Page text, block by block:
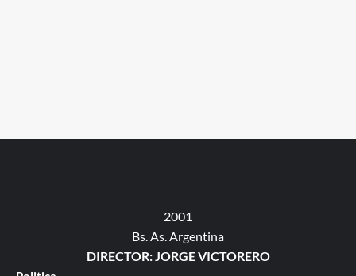
2001
Bs. As. Argentina
DIRECTOR: JORGE VICTORERO